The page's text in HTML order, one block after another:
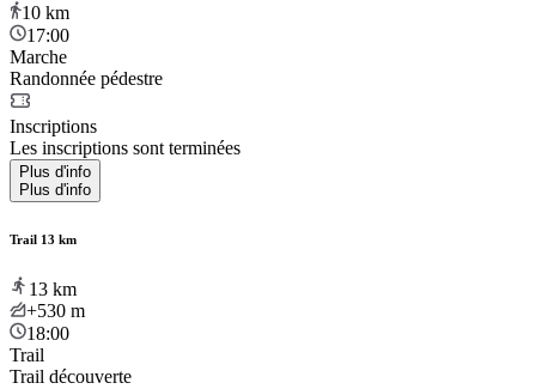
10 km
17:00
Marche
Randonnée pédestre
Inscriptions
Les inscriptions sont terminées
Plus d'info
Plus d'info
Trail 13 km
13 km
+530 m
18:00
Trail
Trail découverte